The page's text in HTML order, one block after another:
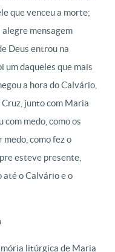
que venceu a morte;
mensagem
Deus entrou na
um daqueles que mais
a hora do Calvário,
junto com Maria
com medo, como os
como fez o
esteve presente,
até o Calvário e o
litúrgica de Maria